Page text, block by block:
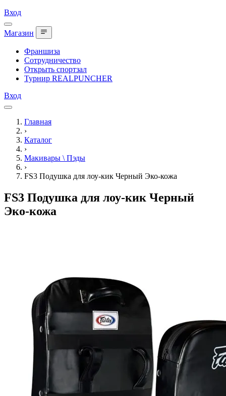
Вход
Магазин
Франшиза
Сотрудничество
Открыть спортзал
Турнир REALPUNCHER
Вход
Главная
›
Каталог
›
Макивары \ Пэды
›
FS3 Подушка для лоу-кик Черный Эко-кожа
FS3 Подушка для лоу-кик Черный
Эко-кожа